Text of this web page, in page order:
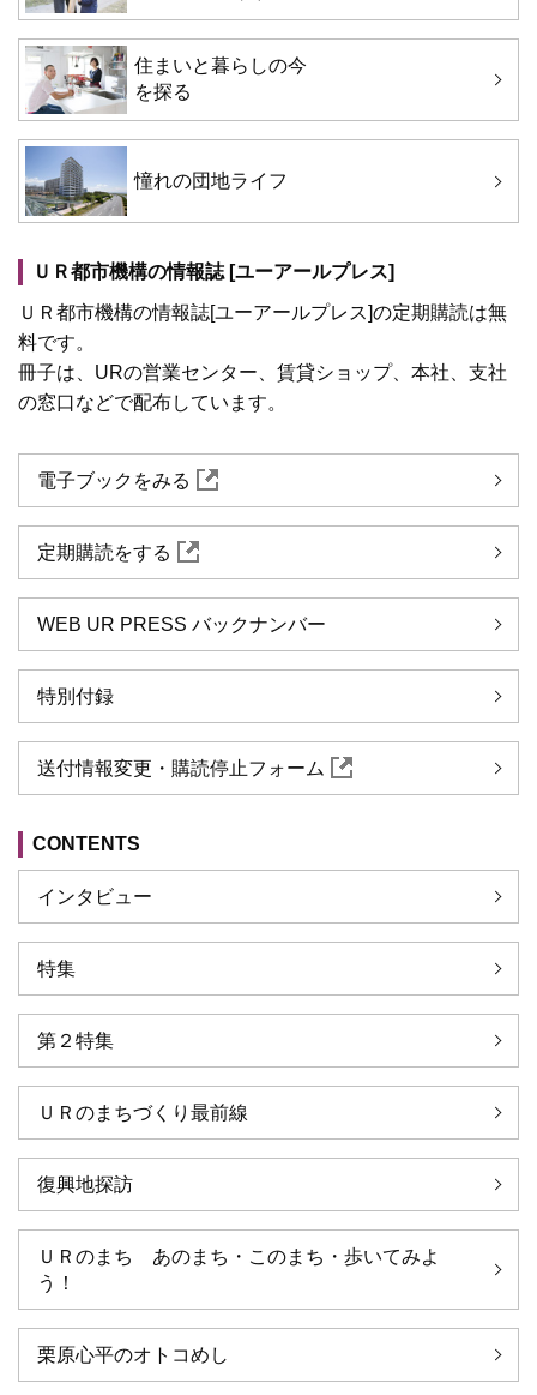
住まいと暮らしの今
を探る
憧れの団地ライフ
ＵＲ都市機構の情報誌 [ユーアールプレス]
ＵＲ都市機構の情報誌[ユーアールプレス]の定期購読は無
料です。
冊子は、URの営業センター、賃貸ショップ、本社、支社
の窓口などで配布しています。
電子ブックをみる
定期購読をする
WEB UR PRESS バックナンバー
特別付録
送付情報変更・購読停止フォーム
CONTENTS
インタビュー
特集
第２特集
ＵＲのまちづくり最前線
復興地探訪
ＵＲのまち あのまち・このまち・歩いてみよ
う！
栗原心平のオトコめし